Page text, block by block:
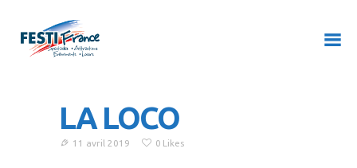
ACCUEIL
À PROPOS
LA LOCO
11 avril 2019 0 Likes